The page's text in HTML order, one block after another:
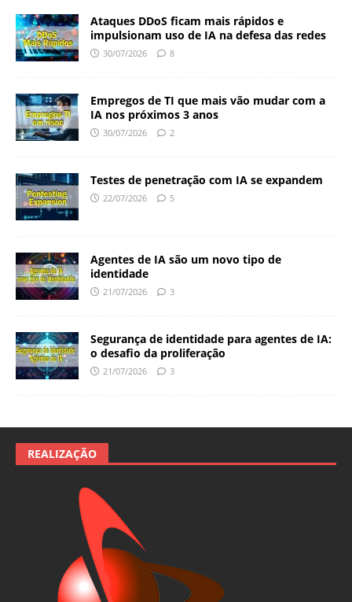
Ataques DDoS ficam mais rápidos e
impulsionam uso de IA na defesa das redes
30/07/2026 8
Empregos de TI que mais vão mudar com a
IA nos próximos 3 anos
30/07/2026 2
Testes de penetração com IA se expandem
22/07/2026 5
Agentes de IA são um novo tipo de
identidade
21/07/2026 3
Segurança de identidade para agentes de IA:
o desafio da proliferação
21/07/2026 3
REALIZAÇÃO